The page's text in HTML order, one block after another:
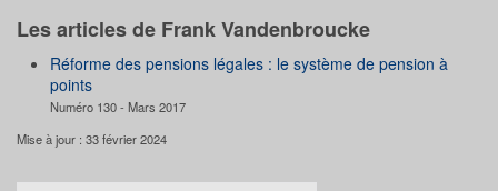
Les articles de Frank Vandenbroucke
Réforme des pensions légales : le système de pension à
points
Numéro 130 - Mars 2017
Mise à jour : 33 février 2024